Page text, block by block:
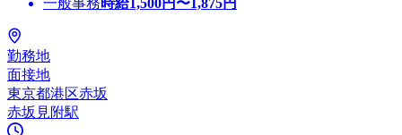
勤務地
面接地
東京都港区赤坂
赤坂見附駅